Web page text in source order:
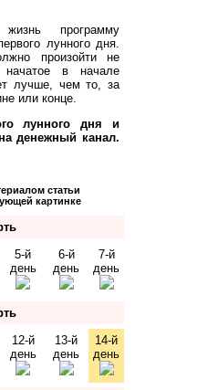
программу
лунного дня.
произойти не
в начале
лучше, чем то, за
или конце.
лунного дня и
денежный канал.
статьи
картинке
5-й
день
6-й
день
7-й
день
12-й
день
13-й
день
14-й
день